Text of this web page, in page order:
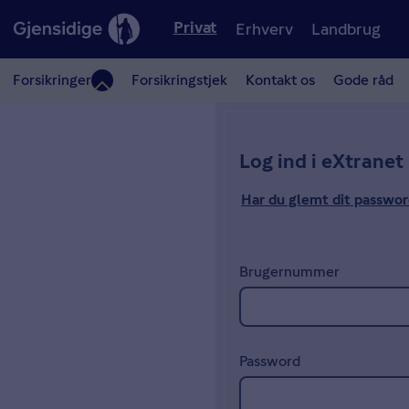
Privat
Forsikringer Forsikringstjek Kontakt os Gode råd
Erhverv Landbrug
Log ind i eXtranet
Har du glemt dit
Brugernummer
Password